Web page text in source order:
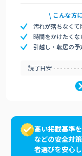
こんな方
汚れが落ちなくて
時間をかけたくな
引越し・転居の予
読了目安
高い掲載基準
などの安全対
者選びを安心し